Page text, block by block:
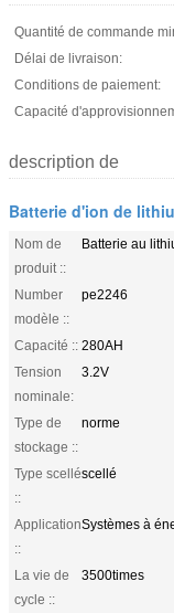
Quantité de commande
Délai de livraison:
Conditions de paiement:
Capacité
description de
Batterie d'ion de
Nom de
produit ::
Batterie au
Number
modèle ::
pe2246
Capacité :: 280AH
Tension
nominale:
3.2V
Type de
stockage ::
norme
Type scellé
::
scellé
Application
::
Systèmes à
La vie de
cycle ::
3500times